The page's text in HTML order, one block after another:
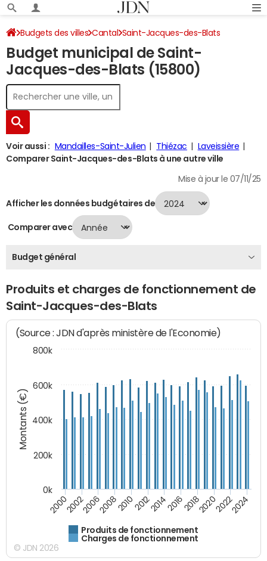
Budgets des villes Cantal Saint-Jacques-des-Blats
Budget 2024
Budget municipal de Saint-
Jacques-des-Blats (15800)
Voir aussi : Mandailles-Saint-Julien Thiézac
Laveissière
Comparer Saint-Jacques-des-Blats à une autre ville
Mise à jour le 07/11/25
Afficher les données budgétaires de
Comparer avec
Budget général
Produits et charges de fonctionnement de
Saint-Jacques-des-Blats
Montants (€)
(Source : JDN d'après ministère de l'Economie)
Produits de fonctionnement
Charges de fonctionnement
200020022006200820102012201420162018202020222024
0k
200k
400k
600k
800k
© JDN 2026